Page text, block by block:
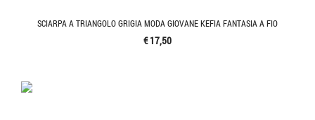
SCIARPA A TRIANGOLO GRIGIA MODA GIOVANE KEFIA FANTASIA A FIO
€ 17,50